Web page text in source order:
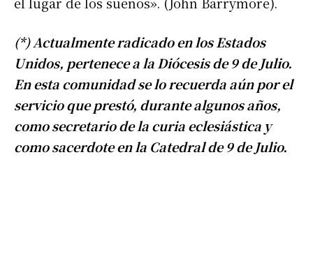
Dirección de correo electrónico *
Nombre
Número de teléfono
(*) Actualmente radicado en los Estados
Unidos, pertenece a la Diócesis de 9 de Julio.
En esta comunidad se lo recuerda aún por el
servicio que prestó, durante algunos años,
como secretario de la curia eclesiástica y
como sacerdote en la Catedral de 9 de Julio.